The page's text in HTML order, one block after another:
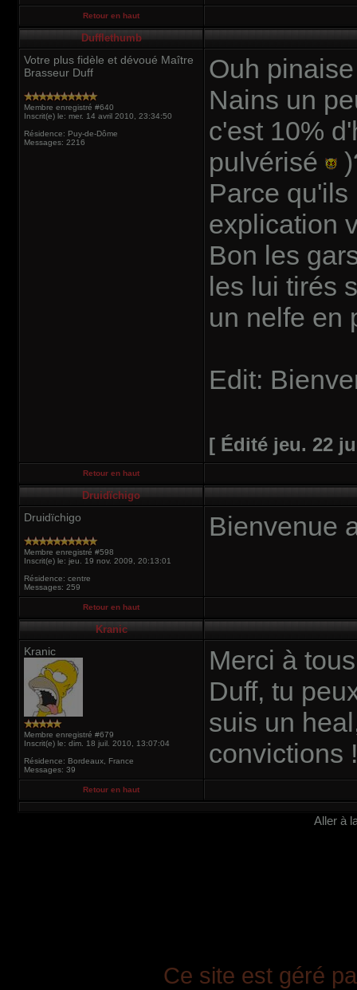
Retour en haut
Dufflethumb
Votre plus fidèle et dévoué Maître
Brasseur Duff
Membre enregistré #640
Inscrit(e) le: mer. 14 avril 2010, 23:34:50
Résidence: Puy-de-Dôme
Messages: 2216
Ouh
Nains un
c'est 10%
pulvérisé
Parce
explication
Bon les
les lui tirés
un nelfe en
Edit:
[ Édité jeu. 22
Retour en haut
Druidïchigo
Druidïchigo
Membre enregistré #598
Inscrit(e) le: jeu. 19 nov. 2009, 20:13:01
Résidence: centre
Messages: 259
Bienvenue
Retour en haut
Kranic
Kranic
Membre enregistré #679
Inscrit(e) le: dim. 18 juil. 2010, 13:07:04
Résidence: Bordeaux, France
Messages: 39
Merci à
Duff, tu
suis un
convictions
Retour en haut
Aller à
Ce site est géré